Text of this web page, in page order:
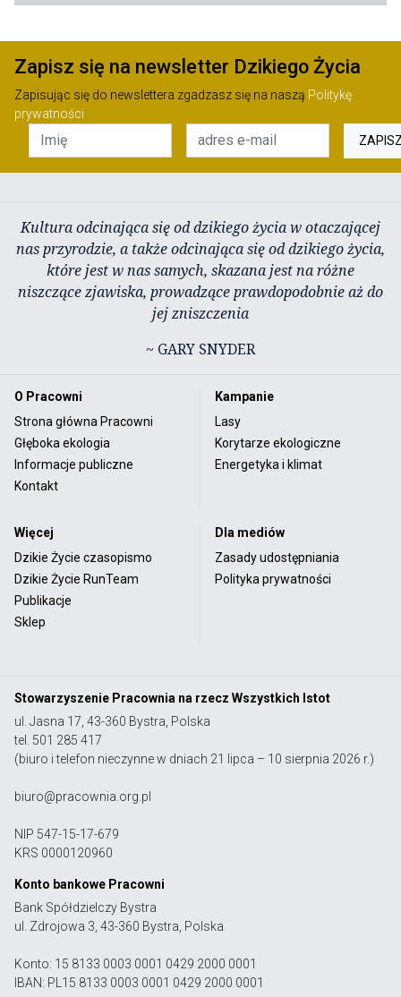
Zapisz się na newsletter Dzikiego Życia
Zapisując się do newslettera zgadzasz się na naszą Politykę
prywatności
Kultura odcinająca się od dzikiego życia w otaczającej
nas przyrodzie, a także odcinająca się od dzikiego życia,
które jest w nas samych, skazana jest na różne
niszczące zjawiska, prowadzące prawdopodobnie aż do
jej zniszczenia
~ GARY SNYDER
O Pracowni
Strona główna Pracowni
Głęboka ekologia
Informacje publiczne
Kontakt
Kampanie
Lasy
Korytarze ekologiczne
Energetyka i klimat
Więcej
Dzikie Życie czasopismo
Dzikie Życie RunTeam
Publikacje
Sklep
Dla mediów
Zasady udostępniania
Polityka prywatności
Stowarzyszenie Pracownia na rzecz Wszystkich Istot
ul. Jasna 17, 43-360 Bystra, Polska
tel. 501 285 417
(biuro i telefon nieczynne w dniach 21 lipca – 10 sierpnia 2026 r.)
biuro@pracownia.org.pl
NIP 547-15-17-679
KRS 0000120960
Konto bankowe Pracowni
Bank Spółdzielczy Bystra
ul. Zdrojowa 3, 43-360 Bystra, Polska
Konto: 15 8133 0003 0001 0429 2000 0001
IBAN: PL15 8133 0003 0001 0429 2000 0001